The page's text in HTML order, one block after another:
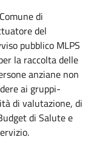
di
del
pubblico MLPS
la raccolta delle
anziane non
ai gruppi-
di valutazione, di
di Salute e